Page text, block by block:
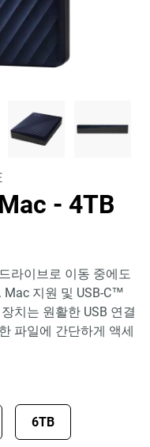
- 4TB
라이브로 이동 중에도
Mac 지원 및 USB-C™
치는 원활한 USB 연결
파일에 간단하게 액세
6TB